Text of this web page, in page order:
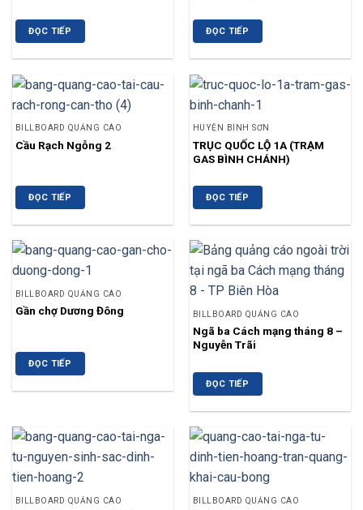
ĐỌC TIẾP ĐỌC TIẾP
BILLBOARD QUẢNG CÁO
Cầu Rạch Ngỗng 2
ĐỌC TIẾP
HUYỆN BÌNH SƠN
TRỤC QUỐC LỘ 1A (TRẠM
GAS BÌNH CHÁNH)
ĐỌC TIẾP
BILLBOARD QUẢNG CÁO
Gần chợ Dương Đông
ĐỌC TIẾP
BILLBOARD QUẢNG CÁO
Ngã ba Cách mạng tháng 8 –
Nguyễn Trãi
ĐỌC TIẾP
BILLBOARD QUẢNG CÁO BILLBOARD QUẢNG CÁO